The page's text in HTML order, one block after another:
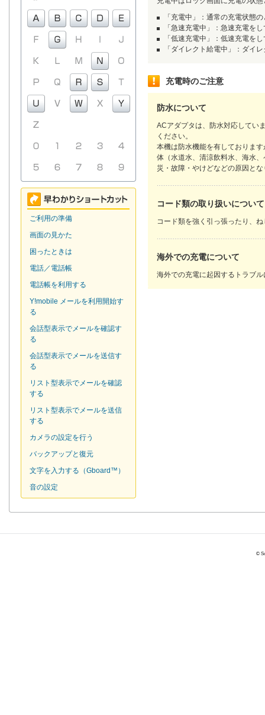
ご利用の準備
画面の見かた
困ったときは
電話／電話帳
電話帳を利用する
Y!mobile メールを利用開始す
る
会話型表示でメールを確認す
る
会話型表示でメールを送信す
る
リスト型表示でメールを確認
する
リスト型表示でメールを送信
する
カメラの設定を行う
バックアップと復元
文字を入力する（Gboard™）
音の設定
「充電中」：通常の充電状態
「急速充電中」：急速充電を
「低速充電中」：低速充電を
「ダイレクト給電中」：ダイ
充電時のご注意
防水について
ACアダプタは、防水対応してい
ください。
本機は防水機能を有しておりま
体（水道水、清涼飲料水、海水
災・故障・やけどなどの原因と
コード類の取り扱いについて
コード類を強く引っ張ったり、
海外での充電について
海外での充電に起因するトラブ
©